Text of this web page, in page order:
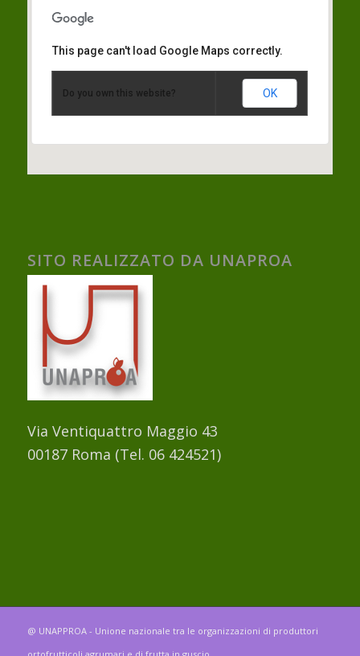
This page can't load Google Maps correctly.
Do you own this website? OK
SITO REALIZZATO DA UNAPROA
Via Ventiquattro Maggio 43
00187 Roma (Tel. 06 424521)
@ UNAPPROA - Unione nazionale tra le organizzazioni di produttori